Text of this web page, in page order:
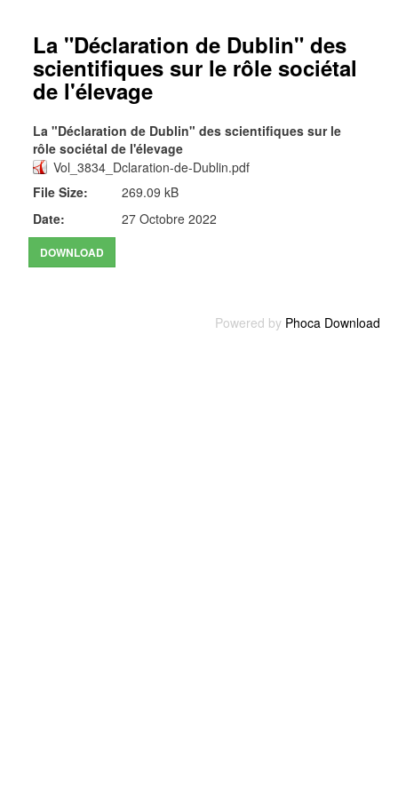
La "Déclaration de Dublin" des
scientifiques sur le rôle sociétal
de l'élevage
La "Déclaration de Dublin" des scientifiques sur le
rôle sociétal de l'élevage
Vol_3834_Dclaration-de-Dublin.pdf
File Size:
269.09 kB
Date:
27 Octobre 2022
Powered by Phoca Download